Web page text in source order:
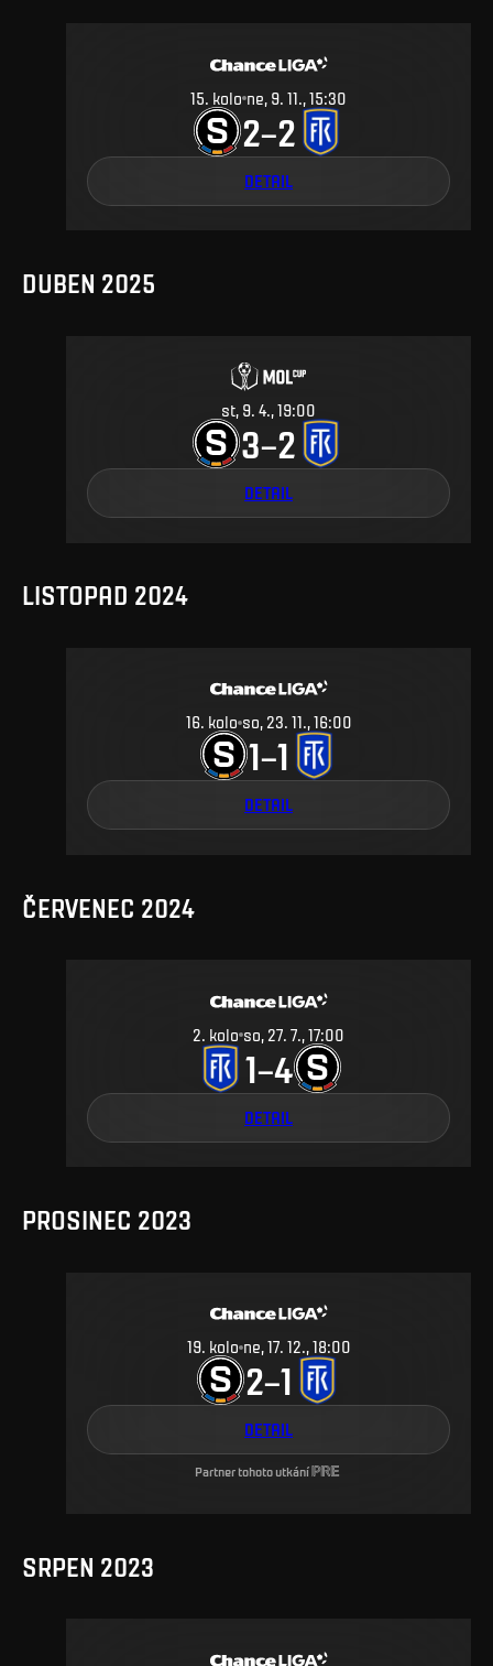
15. kolo ne, 9. 11., 15:30
2–2
DETAIL
DUBEN 2025
st, 9. 4., 19:00
3–2
DETAIL
LISTOPAD 2024
16. kolo so, 23. 11., 16:00
1–1
DETAIL
ČERVENEC 2024
2. kolo so, 27. 7., 17:00
1–4
DETAIL
PROSINEC 2023
19. kolo ne, 17. 12., 18:00
2–1
DETAIL
Partner tohoto utkání
SRPEN 2023